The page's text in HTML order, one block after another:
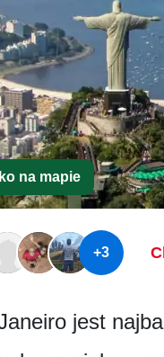
na mapie
+3
jest